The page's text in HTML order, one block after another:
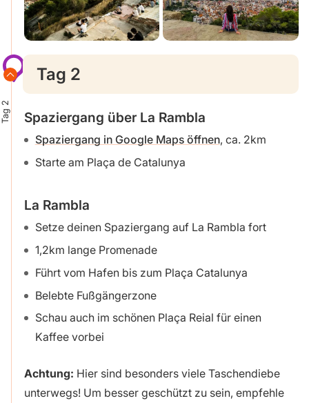
Tag 2
Tag 2
Spaziergang über La Rambla
Spaziergang in Google Maps öffnen, ca. 2km
Starte am Plaça de Catalunya
La Rambla
Setze deinen Spaziergang auf La Rambla fort
1,2km lange Promenade
Führt vom Hafen bis zum Plaça Catalunya
Belebte Fußgängerzone
Schau auch im schönen Plaça Reial für einen
Kaffee vorbei
Achtung: Hier sind besonders viele Taschendiebe
unterwegs! Um besser geschützt zu sein, empfehle